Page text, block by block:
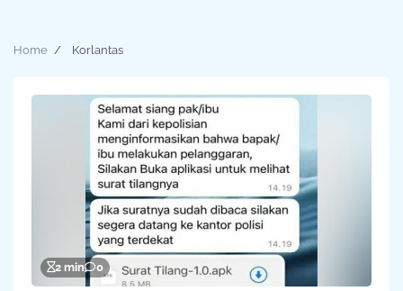
Home Korlantas
2 min 0